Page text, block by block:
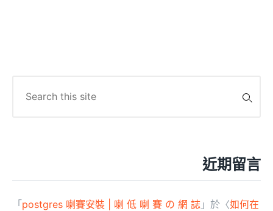
for:
近期留言
「 postgres 喇賽安裝 | 喇 低 喇 賽 の 網 誌 」於〈如何在